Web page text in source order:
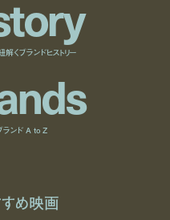
tory
解くブランドヒストリー
nds
ランド A to Z
め映画